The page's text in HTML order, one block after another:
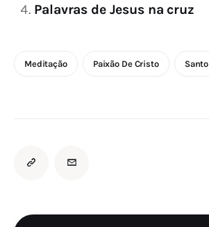
Palavras de Jesus na cruz
Meditação Paixão De Cristo